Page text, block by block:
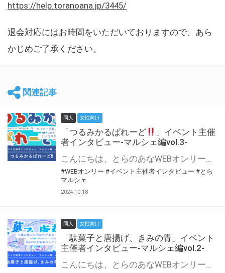
https://help.toranoana.jp/3445/
退会対応にはお時間をいただいておりますので、あら
かじめご了承ください。
関連記事
同人 女性向け
「つるみかるぱれーど
」イベント主催
者インタビュー-マルシェ編vol.3-
こんにちは、とらのあなWEBオンリー運営スタッフです。 新たにお届けする、イベント主催者インタビュー-マルシェ編-は、 とらのあなWEBオンリー「マルシェ」をご利用した主催様に 「マルシェ」を使って開催した感想や心がけをお聞きする企画です。 今回は、WEBオンリー初開催「つるみかるぱれーど
#WEBオンリー #イベント主催者インタビュー #とら
マルシェ
2024.10.18
同人 女性向け
「駄菓子と唐揚げ、きみの青」イベント
主催者インタビュー-マルシェ編vol.2-
こんにちは、とらのあなWEBオンリー運営スタッフです。 新たにお届けする、イベント主催者インタビュー-マルシェ編-は、 とらのあなWEBオンリー「マルシェ」をご利用の主催様に 「マルシェ」を使ってイベントを開催した感想や心がけをお聞きする企画です。 今回は、WEBオンリー初開催「駄菓子と唐揚げ、きみの青」より、 主催のぎこ六屋様にお話を伺いました。 協力：ぎこ六屋様／イベント公式Twitter（@krkgwks） とらのあなWEBオンリー「マルシェ」とは？ WEBオンリーでリアルタイムでコミュニケーションがとれるオンライン会場です。